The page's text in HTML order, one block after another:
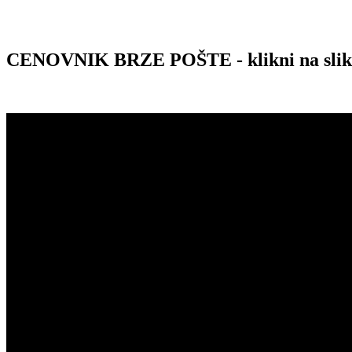
CENOVNIK BRZE POŠTE - klikni na